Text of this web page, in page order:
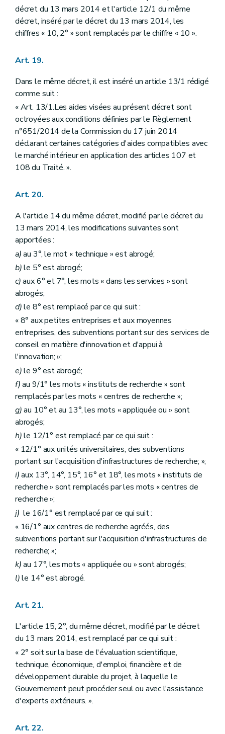
décret du 13 mars 2014 et l'article 12/1 du même
décret, inséré par le décret du 13 mars 2014, les
chiffres « 10, 2° » sont remplacés par le chiffre « 10 ».
Art. 19.
Dans le même décret, il est inséré un article 13/1 rédigé
comme suit :
« Art. 13/1.Les aides visées au présent décret sont
octroyées aux conditions définies par le Règlement
n°651/2014 de la Commission du 17 juin 2014
déclarant certaines catégories d'aides compatibles avec
le marché intérieur en application des articles 107 et
108 du Traité. ».
Art. 20.
A l'article 14 du même décret, modifié par le décret du
13 mars 2014, les modifications suivantes sont
apportées :
a)au 3°, le mot « technique » est abrogé;
b)le 5° est abrogé;
c)aux 6° et 7°, les mots « dans les services » sont
abrogés;
d)le 8° est remplacé par ce qui suit :
« 8° aux petites entreprises et aux moyennes
entreprises, des subventions portant sur des services de
conseil en matière d'innovation et d'appui à
l'innovation; »;
e)le 9° est abrogé;
f)au 9/1° les mots « instituts de recherche » sont
remplacés par les mots « centres de recherche »;
g)au 10° et au 13°, les mots « appliquée ou » sont
abrogés;
h)le 12/1° est remplacé par ce qui suit :
« 12/1° aux unités universitaires, des subventions
portant sur l'acquisition d'infrastructures de recherche; »;
i)aux 13°, 14°, 15°, 16° et 18°, les mots « instituts de
recherche » sont remplacés par les mots « centres de
recherche »;
j) le 16/1° est remplacé par ce qui suit :
« 16/1° aux centres de recherche agréés, des
subventions portant sur l'acquisition d'infrastructures de
recherche; »;
k)au 17°, les mots « appliquée ou » sont abrogés;
l)le 14° est abrogé.
Art. 21.
L'article 15, 2°, du même décret, modifié par le décret
du 13 mars 2014, est remplacé par ce qui suit :
« 2° soit sur la base de l'évaluation scientifique,
technique, économique, d'emploi, financière et de
développement durable du projet, à laquelle le
Gouvernement peut procéder seul ou avec l'assistance
d'experts extérieurs. ».
Art. 22.